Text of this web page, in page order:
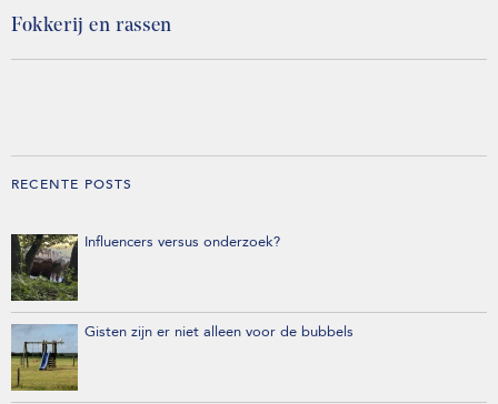
Fokkerij en rassen
RECENTE POSTS
Influencers versus onderzoek?
Gisten zijn er niet alleen voor de bubbels